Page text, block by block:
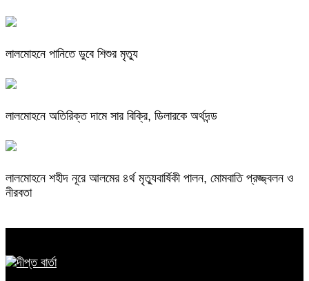
লালমোহনে পানিতে ডুবে শিশুর মৃত্যু
লালমোহনে অতিরিক্ত দামে সার বিক্রি, ডিলারকে অর্থদন্ড
লালমোহনে শহীদ নূরে আলমের ৪র্থ মৃত্যুবার্ষিকী পালন, মোমবাতি প্রজ্জ্বলন ও
নীরবতা